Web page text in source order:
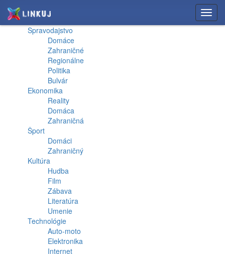
Spravodajstvo
Domáce
Zahraničné
Regionálne
Politika
Bulvár
Ekonomika
Reality
Domáca
Zahraničná
Šport
Domáci
Zahraničný
Kultúra
Hudba
Film
Zábava
Literatúra
Umenie
Technológie
Auto-moto
Elektronika
Internet